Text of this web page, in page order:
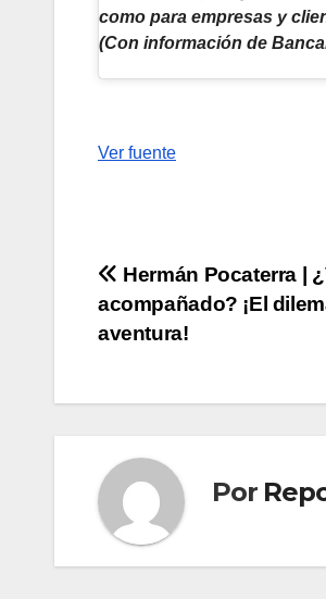
como para empresas y
(Con información de
Navegación
Ver fuente
Navegación
de
Hermán Pocaterra |
acompañado? ¡El
aventura!
Por